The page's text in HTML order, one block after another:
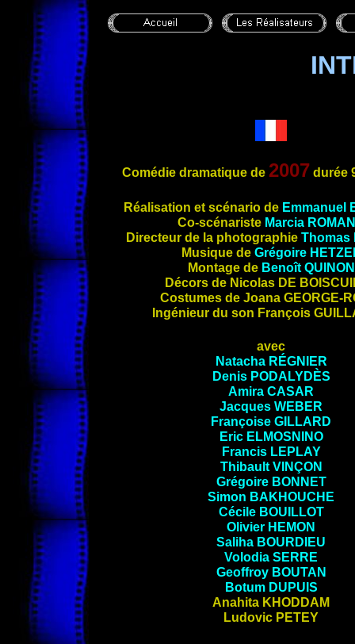
Comédie dramatique de 2007 durée
Réalisation et scénario de Emmanuel
Co-scénariste Marcia
Directeur de la photographie Thomas
Musique de Grégoire
Montage de Benoît QUINON
Décors de Nicolas DE
Costumes de Joana GEORGE-
Ingénieur du son François
avec
Natacha RÉGNIER
Denis PODALYDÈS
Amira CASAR
Jacques WEBER
Françoise GILLARD
Eric ELMOSNINO
Francis LEPLAY
Thibault VINÇON
Grégoire BONNET
Simon BAKHOUCHE
Cécile BOUILLOT
Olivier HEMON
Saliha BOURDIEU
Volodia SERRE
Geoffroy BOUTAN
Botum DUPUIS
Anahita KHODDAM
Ludovic PETEY